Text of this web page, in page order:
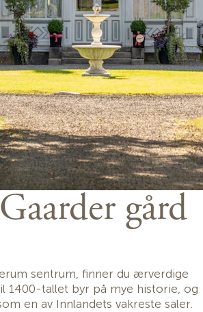
Gaarder gård
sentrum, finner du ærverdige
1400-tallet byr på mye historie, og
en av Innlandets vakreste saler.